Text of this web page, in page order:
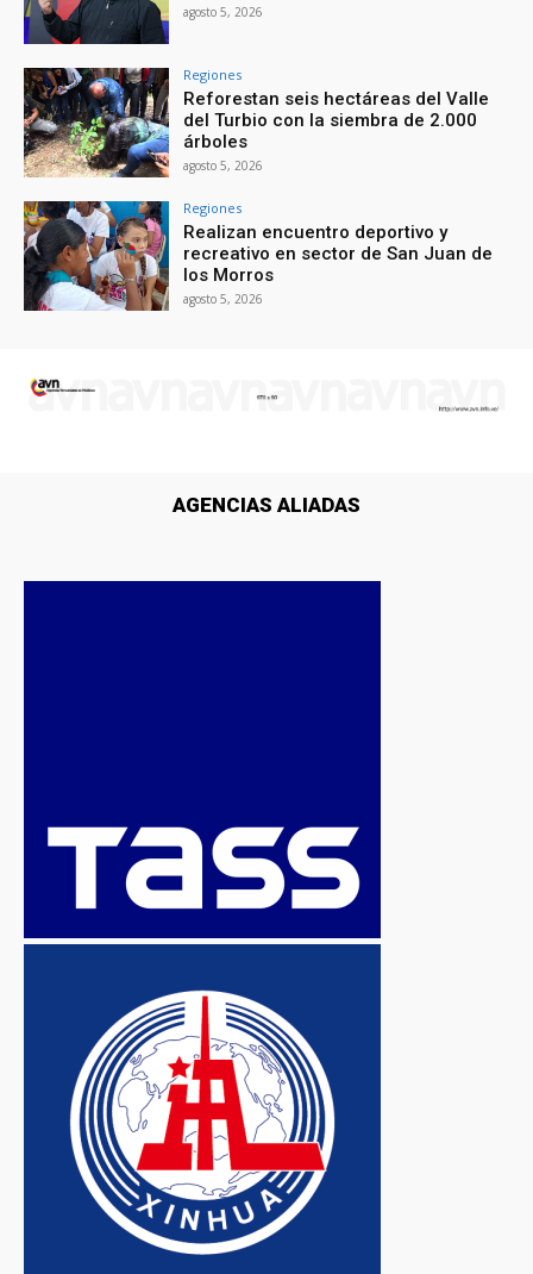
agosto 5, 2026
Regiones
Reforestan seis hectáreas del Valle
del Turbio con la siembra de 2.000
árboles
agosto 5, 2026
Regiones
Realizan encuentro deportivo y
recreativo en sector de San Juan de
los Morros
agosto 5, 2026
AGENCIAS ALIADAS